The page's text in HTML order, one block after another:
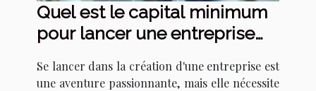
Quel est le capital minimum
pour lancer une entreprise
Se lancer dans la création d'une entreprise est
une aventure passionnante, mais elle nécessite